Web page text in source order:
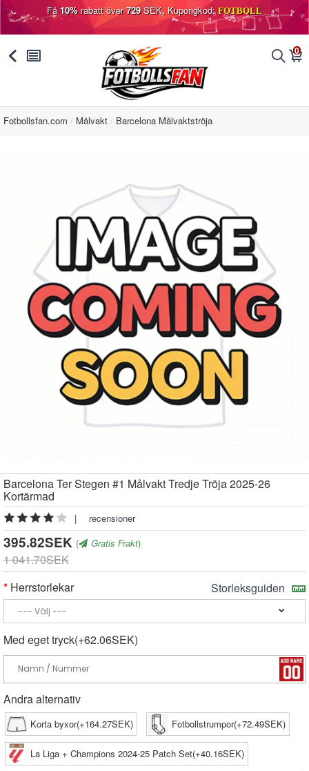
Få10%rabatt över729SEK, Kupongkod: FOTBOLL
󰅯 󰂩 󰂨 0
󰃦
Fotbollsfan.com Målvakt Barcelona Målvaktströja
Barcelona Ter Stegen #1 Målvakt Tredje Tröja 2025-26
Kortärmad
| recensioner
395.82SEK ( Gratis Frakt)
1 041.70SEK
Herrstorlekar
Storleksguiden
Med eget tryck(+62.06SEK)
Andra alternativ
Korta byxor(+164.27SEK) Fotbollstrumpor(+72.49SEK)
La Liga + Champions 2024-25 Patch Set(+40.16SEK)